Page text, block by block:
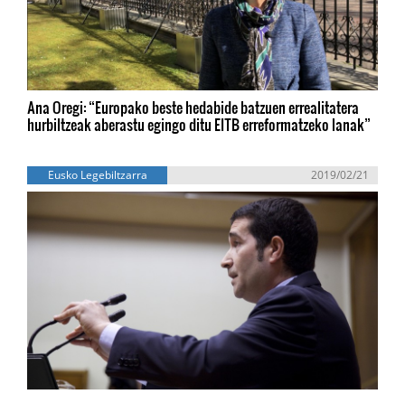
Ana Oregi: “Europako beste hedabide batzuen errealitatera
hurbiltzeak aberastu egingo ditu EITB erreformatzeko lanak”
Eusko Legebiltzarra 2019/02/21